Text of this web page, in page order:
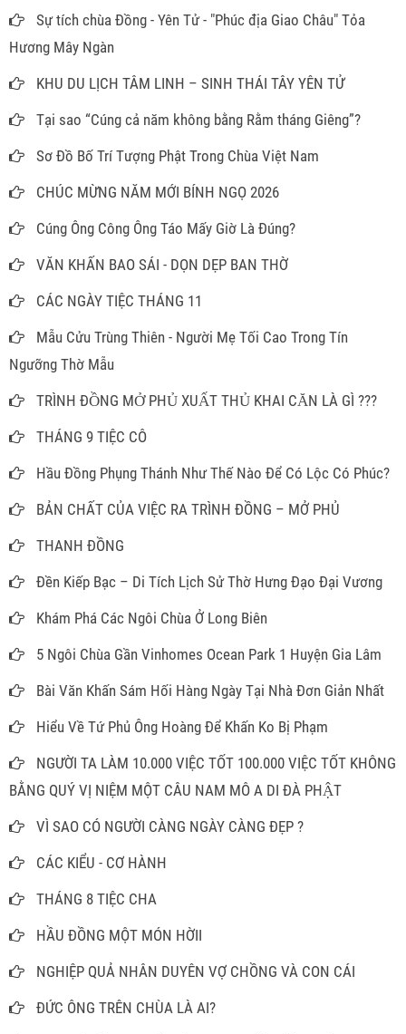
Sự tích chùa Đồng - Yên Tử - "Phúc địa Giao Châu" Tỏa
Hương Mây Ngàn
KHU DU LỊCH TÂM LINH – SINH THÁI TÂY YÊN TỬ
Tại sao “Cúng cả năm không bằng Rằm tháng Giêng”?
Sơ Đồ Bố Trí Tượng Phật Trong Chùa Việt Nam
CHÚC MỪNG NĂM MỚI BÍNH NGỌ 2026
Cúng Ông Công Ông Táo Mấy Giờ Là Đúng?
VĂN KHẤN BAO SÁI - DỌN DẸP BAN THỜ
CÁC NGÀY TIỆC THÁNG 11
Mẫu Cửu Trùng Thiên - Người Mẹ Tối Cao Trong Tín
Ngưỡng Thờ Mẫu
TRÌNH ĐỒNG MỞ PHỦ XUẤT THỦ KHAI CĂN LÀ GÌ ???
THÁNG 9 TIỆC CÔ
Hầu Đồng Phụng Thánh Như Thế Nào Để Có Lộc Có Phúc?
BẢN CHẤT CỦA VIỆC RA TRÌNH ĐỒNG – MỞ PHỦ
THANH ĐỒNG
Đền Kiếp Bạc – Di Tích Lịch Sử Thờ Hưng Đạo Đại Vương
Khám Phá Các Ngôi Chùa Ở Long Biên
5 Ngôi Chùa Gần Vinhomes Ocean Park 1 Huyện Gia Lâm
Bài Văn Khấn Sám Hối Hàng Ngày Tại Nhà Đơn Giản Nhất
Hiểu Về Tứ Phủ Ông Hoàng Để Khấn Ko Bị Phạm
NGƯỜI TA LÀM 10.000 VIỆC TỐT 100.000 VIỆC TỐT KHÔNG
BẰNG QUÝ VỊ NIỆM MỘT CÂU NAM MÔ A DI ĐÀ PHẬT
VÌ SAO CÓ NGƯỜI CÀNG NGÀY CÀNG ĐẸP ?
CÁC KIỂU - CƠ HÀNH
THÁNG 8 TIỆC CHA
HẦU ĐỒNG MỘT MÓN HỜII
NGHIỆP QUẢ NHÂN DUYÊN VỢ CHỒNG VÀ CON CÁI
ĐỨC ÔNG TRÊN CHÙA LÀ AI?